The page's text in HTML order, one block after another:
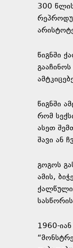
300
წიგნში
წიგნში
რომ
ასეთ
შავი ან
გოგოს
ამის,
1960-